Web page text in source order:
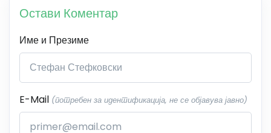
Остави Коментар
Име и Презиме
E-Mail (потребен за идентификација, не се објавува јавно)